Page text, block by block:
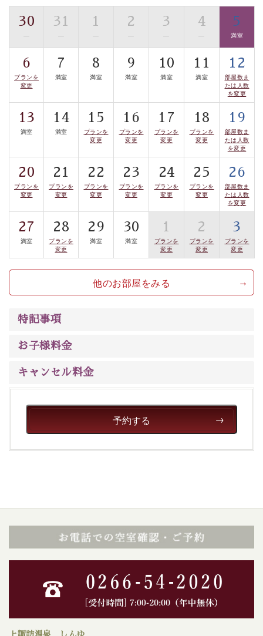
・10月31日(土) 17:30〜（ご夕食時間 18:00〜）
※打ち上げ時間は、お日にちによって異なりますので、
ご注意ください。
※ご夕食時間は、お日にちによって決まっておりますの
で、予めご了承ください。
※花火は天候により中止となる場合がございますので、
予めご了承ください。また、中止に伴う返金などもござ
いません。
※本プランには、専用の観覧席はございません。
※湖部分眺望、街側客室は、お部屋から花火をご覧いた
だけません。
※光神12畳の客室は湖側に面しておりますが、低層階の
ため、花火が木々で隠れてしまいます。
-------------------【安心への取り組み】---------------------
安心安全にご滞在いただけるよう
30項目以上からなる独自の衛生・消毒プログラムの基、
徹底した衛生管理を行っております。
-----------------------------------------------------------------------
・就寝用パジャマをご用意
・館内フリーWi-Fi
・チェックイン15時、チェックアウト10時
【お食事】
・朝夕個室料亭で個室食
30
—
31
—
1
—
2
—
3
—
4
—
5
満室
6
プランを
変更
7
満室
8
満室
9
満室
10
満室
11
満室
12
部屋数ま
たは人数
を変更
13
満室
14
満室
15
プランを
変更
16
プランを
変更
17
プランを
変更
18
プランを
変更
19
部屋数ま
たは人数
を変更
20
プランを
変更
21
プランを
変更
22
プランを
変更
23
プランを
変更
24
プランを
変更
25
プランを
変更
26
部屋数ま
たは人数
を変更
27
満室
28
プランを
変更
29
満室
30
満室
1
プランを
変更
2
プランを
変更
3
プランを
変更
他のお部屋をみる
特記事項
お子様料金
キャンセル料金
予約する